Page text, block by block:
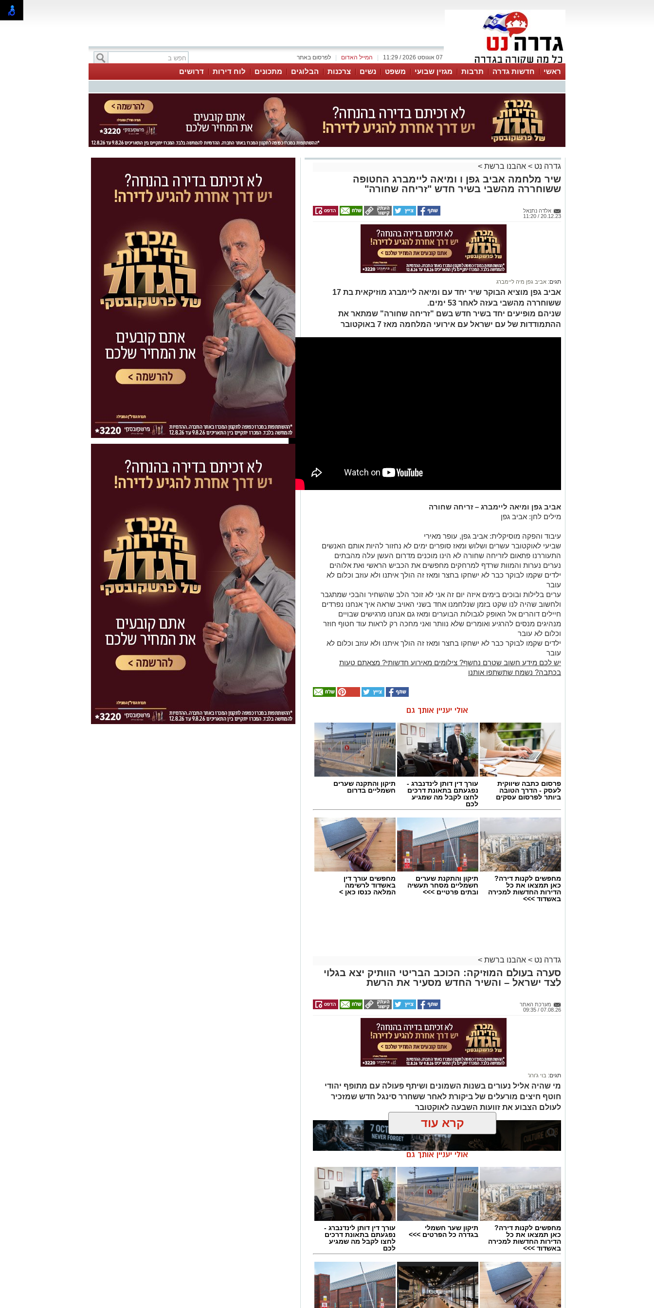
לפרסום באתר המייל האדום 07 אוגוסט 2026 / 11:29
ראשי חדשות גדרה תרבות מגזין שבועי משפט נשים צרכנות הבלוגים מתכונים לוח דירות דרושים
גדרה נט > אהבנו ברשת >
שיר מלחמה אביב גפן ו ומיאה ליימברג החטופה
ששוחררה מהשבי בשיר חדש "זריחה שחורה"
אלדה נתנאל
20.12.23 / 11:20
תגים: אביב גפן מיה ליימברג
‏אביב גפן מוציא הבוקר שיר יחד עם ומיאה ליימברג מוזיקאית בת 17
ששוחררה מהשבי בעזה לאחר 53 ימים.
שניהם מופיעים יחד בשיר חדש בשם "זריחה שחורה" שמתאר את
ההתמודדות של עם ישראל עם אירועי המלחמה מאז 7 באוקטובר
אביב גפן ומיאה ליימברג – זריחה שחורה
מילים לחן: אביב גפן
עיבוד והפקה מוסיקלית: אביב גפן, עופר מאירי
שביעי לאוקטובר עשרים ושלוש ומאז סופרים ימים לא נחזור להיות אותם האנשים
התעוררנו פתאום לזריחה שחורה לא הינו מוכנים מדרום העשן עלה מהבתים
נערים נערות והמוות שרדף למרחקים מחפשים את הכביש הראשי ואת אלוהים
ילדים שקמו לבוקר כבר לא ישחקו בחצר ומאז זה הולך איתנו ולא עוזב וכלום לא
עובר
ערים בלילות ובוכים בימים איזה יום זה אני לא זוכר הלב שהשחיר והבכי שמתגבר
ולחשוב שהיה לנו שקט בזמן שנלחמנו אחד בשני האויב שראה איך אנחנו נפרדים
חיילים דוהרים אל האופק לגבולות הבוערים ומאז גם אנחנו מרגישים שבויים
מנהיגים מנסים להרגיע ואומרים שלא נוותר ואני מחכה רק לראות עוד חטוף חוזר
וכלום לא עובר
ילדים שקמו לבוקר כבר לא ישחקו בחצר ומאז זה הולך איתנו ולא עוזב וכלום לא
עובר
יש לכם מידע חשוב שטרם נחשף? צילומים מאירוע חדשותי? מצאתם טעות
בכתבה? נשמח שתשתפו אותנו
אולי יעניין אותך גם
פרסום כתבה שיווקית
לעסק - הדרך הטובה
ביותר לפרסום עסקים
עורך דין דותן לינדנברג -
נפגעתם בתאונת דרכים
לחצו לקבל מה שמגיע
לכם
תיקון והתקנה שערים
חשמליים בדרום
מחפשים לקנות דירה?
כאן תמצאו את כל
הדירות החדשות למכירה
באשדוד >>>
תיקון והתקנת שערים
חשמליים מסחר תעשיה
ובתים פרטיים >>>
מחפשים עורך דין
באשדוד לרשימה
המלאה כנסו כאן >
גדרה נט > אהבנו ברשת >
סערה בעולם המוזיקה: הכוכב הבריטי הוותיק יצא בגלוי
לצד ישראל – והשיר החדש מסעיר את הרשת
מערכת האתר
07.08.26 / 09:35
תגים: בוי ג'ורג'
מי שהיה אליל נעורים בשנות השמונים ושיתף פעולה עם מתופף יהודי
חוטף חיצים מורעלים של ביקורת לאחר ששחרר סינגל חדש שמזכיר
לעולם הצבוע את זוועות השבעה לאוקטובר
בוי ג'ורג' השיר החדש שתומך בישראל הקשיבו למילים וצפו בקלפי
הרשמי
קרא עוד
אולי יעניין אותך גם
מחפשים לקנות דירה?
כאן תמצאו את כל
הדירות החדשות למכירה
באשדוד >>>
תיקון שער חשמלי
בגדרה כל הפרטים >>>
עורך דין דותן לינדנברג -
נפגעתם בתאונת דרכים
לחצו לקבל מה שמגיע
לכם